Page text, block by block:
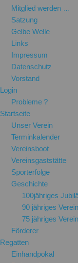
Mitglied werden …
Satzung
Gelbe Welle
Links
Impressum
Datenschutz
Vorstand
Login
Probleme ?
Startseite
Unser Verein
Terminkalender
Vereinsboot
Vereinsgaststätte
Sporterfolge
Geschichte
100jähriges
90 jähriges
75 jähriges
Förderer
Regatten
Einhandpokal